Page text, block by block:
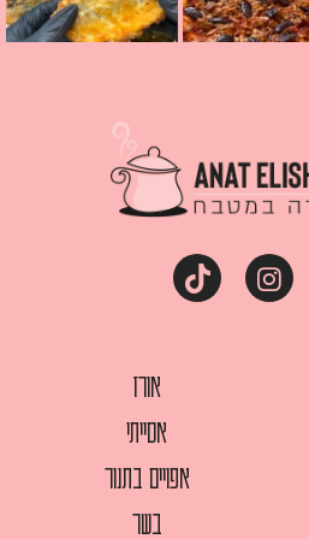
אורז
אסייתי
אפויים בתנור
בשר